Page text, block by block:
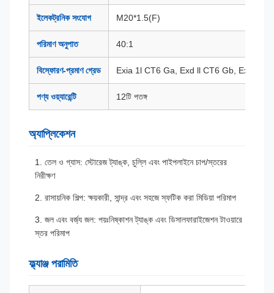
ইলেকট্রনিক সংযোগ M20*1.5(F)
পরিমাণ অনুপাত 40:1
বিস্ফোরণ-প্রমাণ গ্রেড Exia 1l CT6 Ga, Exd ll CT6 Gb, ExtD
পণ্য ওয়্যারেন্টি 12টি পতঙ্গ
অ্যাপ্লিকেশন
1. তেল ও গ্যাস: স্টোরেজ ট্যাঙ্ক, চুল্লি এবং পাইপলাইনে চাপ/স্তরের
নিরীক্ষণ
2. রাসায়নিক শিল্প: ক্ষয়কারী, সান্দ্র এবং সহজে স্ফটিক করা মিডিয়া পরিমাপ
3. জল এবং বর্জ্য জল: পয়ঃনিষ্কাশন ট্যাঙ্ক এবং ডিসালফারাইজেশন টাওয়ারে
স্তর পরিমাপ
ফ্ল্যাঞ্জ পরামিতি